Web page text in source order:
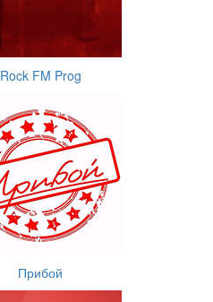
Rock FM Prog
Прибой